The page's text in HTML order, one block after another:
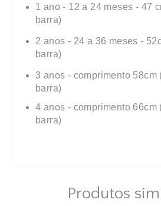
carrinho
1 ano - 12 a 24 meses - 47
barra)
2 anos - 24 a 36 meses -
barra)
3 anos - comprimento 58cm
barra)
4 anos - comprimento 66cm
barra)
Produtos